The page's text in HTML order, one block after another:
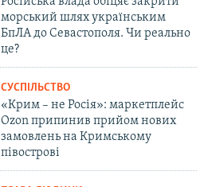
морський шлях українським
БпЛА до Севастополя. Чи реально
це?
СУСПІЛЬСТВО
«Крим – не Росія»: маркетплейс
Ozon припинив прийом нових
замовлень на Кримському
півострові